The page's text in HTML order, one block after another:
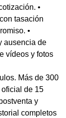
•
tasación
•
ausencia de
vídeos y fotos
Más de 300
de 15
y
completos